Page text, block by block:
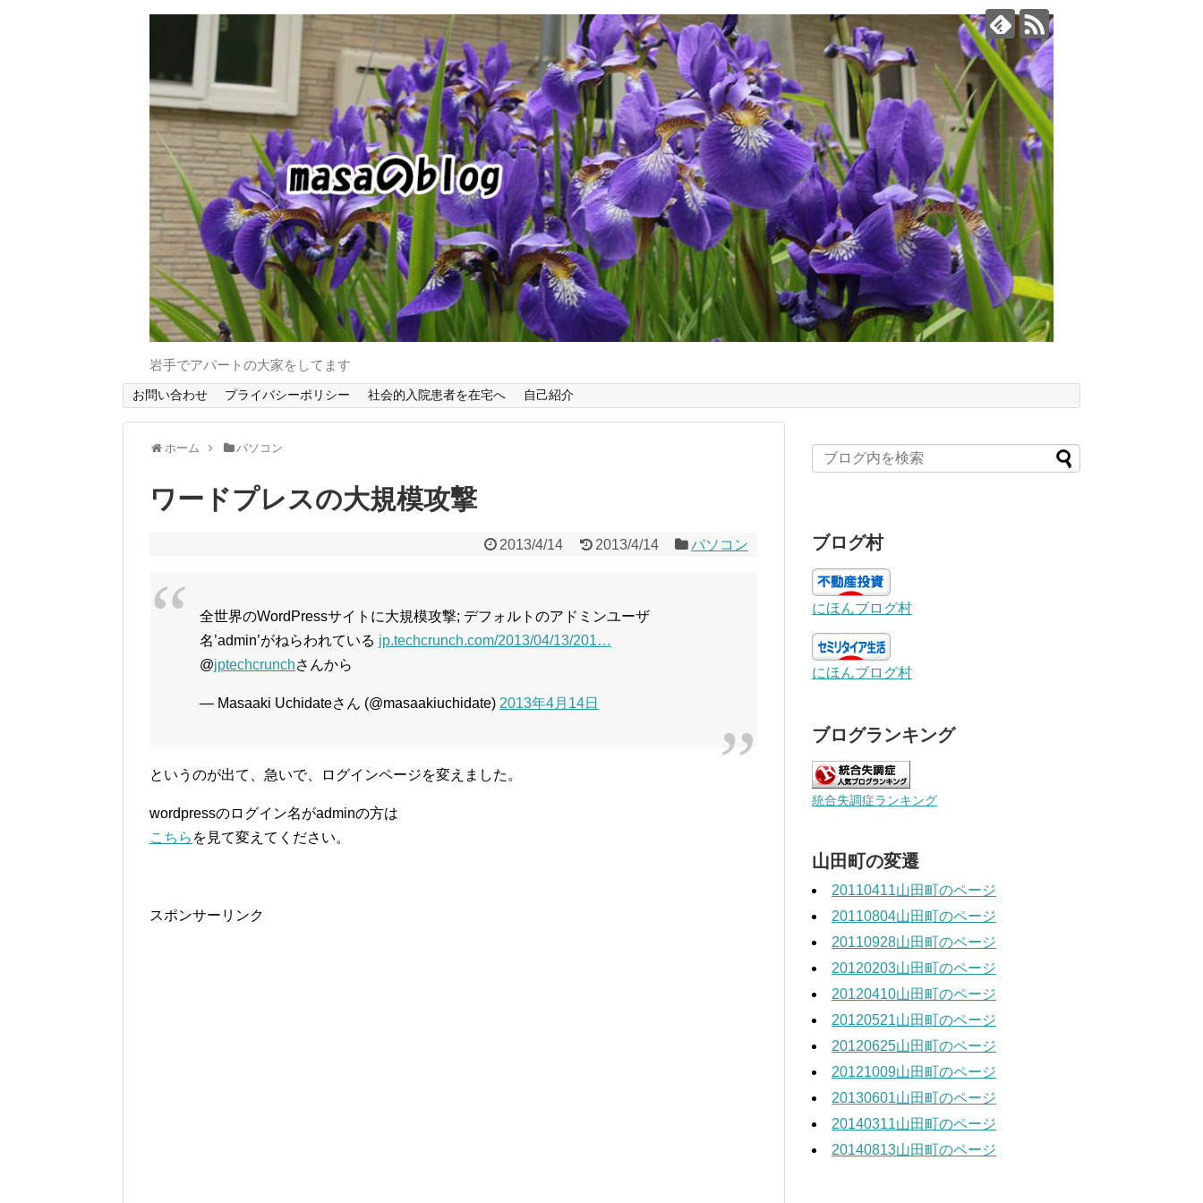
岩手でアパートの大家をしてます
お問い合わせ プライバシーポリシー 社会的入院患者を在宅へ 自己紹介
ホーム パソコン
ワードプレスの大規模攻撃
2013/4/14 2013/4/14 パソコン
全世界のWordPressサイトに大規模攻撃; デフォルトのアドミンユーザ
名’admin’がねらわれている jp.techcrunch.com/2013/04/13/201…
@jptechcrunchさんから
— Masaaki Uchidateさん (@masaakiuchidate) 2013年4月14日
というのが出て、急いで、ログインページを変えました。
wordpressのログイン名がadminの方は
こちら を見て変えてください。
スポンサーリンク
ブログ村
にほんブログ村
にほんブログ村
ブログランキング
統合失調症ランキング
山田町の変遷
20110411山田町のページ
20110804山田町のページ
20110928山田町のページ
20120203山田町のページ
20120410山田町のページ
20120521山田町のページ
20120625山田町のページ
20121009山田町のページ
20130601山田町のページ
20140311山田町のページ
20140813山田町のページ